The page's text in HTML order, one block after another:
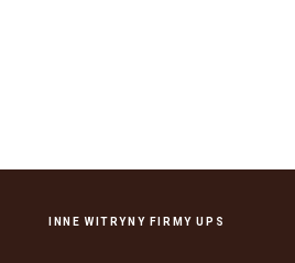
INNE WITRYNY FIRMY UPS